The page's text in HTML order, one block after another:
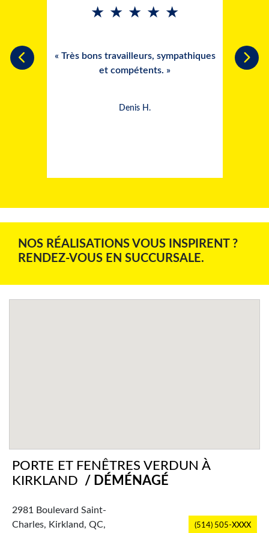
un
et a
★ ★ ★ ★ ★
« Très bons travailleurs, sympathiques
et compétents. »
Denis H.
«
NOS RÉALISATIONS VOUS INSPIRENT ?
RENDEZ-VOUS EN SUCCURSALE.
PORTE ET FENÊTRES VERDUN À
KIRKLAND
/ DÉMÉNAGÉ
2981 Boulevard Saint-
Charles, Kirkland, QC,
(514) 505-XXXX